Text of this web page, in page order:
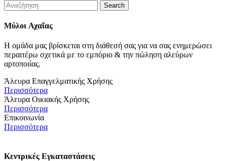
Search
Μύλοι Αχαΐας
Η ομάδα μας βρίσκεται στη διάθεσή σας για να σας ενημερώσει
περαιτέρω σχετικά με το εμπόριο & την πώληση αλεύρων
αρτοποιίας.
Άλευρα Επαγγελματικής Χρήσης
Περισσότερα
Άλευρα Οικιακής Χρήσης
Περισσότερα
Επικοινωνία
Περισσότερα
Κεντρικές Εγκαταστάσεις